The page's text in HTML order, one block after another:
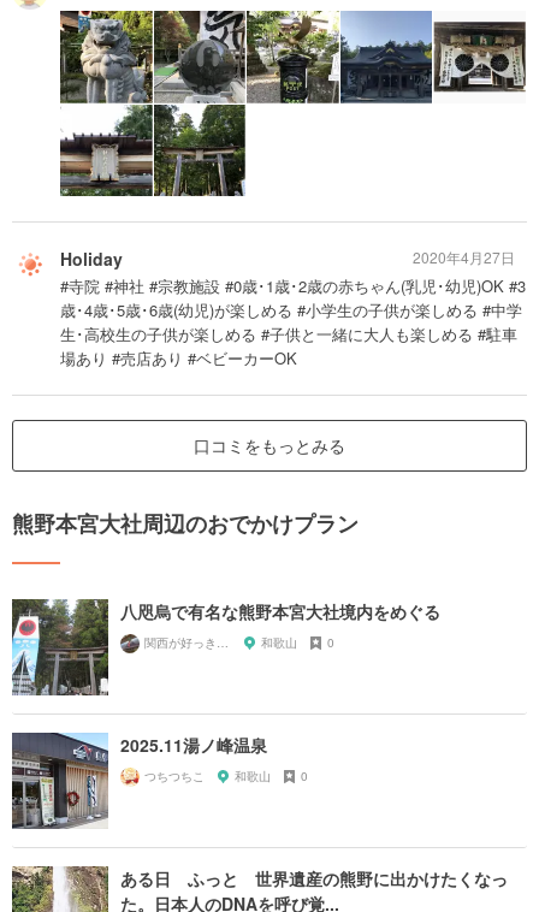
Holiday
#寺院 #神社 #宗教施設 #0歳･1歳･2歳の赤ちゃん(乳児･幼児)OK #3
歳･4歳･5歳･6歳(幼児)が楽しめる #小学生の子供が楽しめる #中学
生･高校生の子供が楽しめる #子供と一緒に大人も楽しめる #駐車
場あり #売店あり #ベビーカーOK
2020年4月27日
口コミをもっとみる
熊野本宮大社周辺のおでかけプラン
八咫烏で有名な熊野本宮大社境内をめぐる
関西が好っきゃねん 和歌山 0
2025.11湯ノ峰温泉
つちつちこ 和歌山 0
ある日 ふっと 世界遺産の熊野に出かけたくなっ
た。日本人のDNAを呼び覚...